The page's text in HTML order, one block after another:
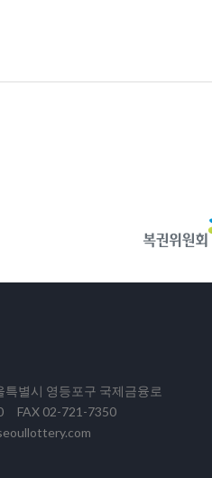
특별시 영등포구 국제금융로
FAX 02-721-7350